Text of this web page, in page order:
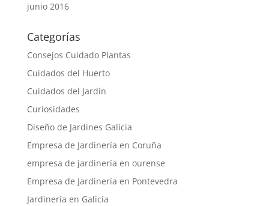
junio 2016
Categorías
Consejos Cuidado Plantas
Cuidados del Huerto
Cuidados del Jardín
Curiosidades
Diseño de Jardines Galicia
Empresa de Jardinería en Coruña
empresa de jardinería en ourense
Empresa de Jardinería en Pontevedra
Jardinería en Galicia